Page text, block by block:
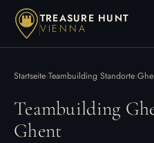
TREASURE HUNT
VIENNA
Startseite›Teambuilding Standorte›
Teambuilding
Ghent